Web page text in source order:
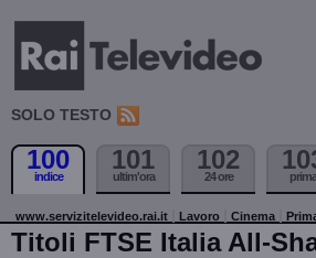
SOLO TESTO
100
indice
101
ultim'ora
102
24 ore prima
www.servizitelevideo.rai.it Lavoro Cinema
Titoli FTSE Italia All-